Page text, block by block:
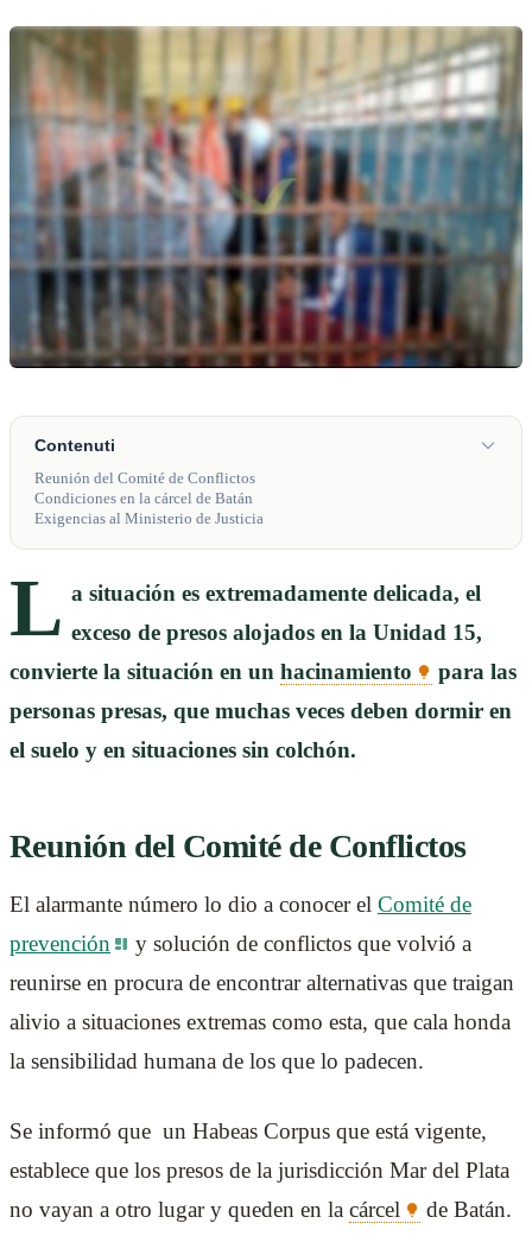
Contenuti
Reunión del Comité de Conflictos
Condiciones en la cárcel de Batán
Exigencias al Ministerio de Justicia
L a situación es extremadamente delicada, el
exceso de presos alojados en la Unidad 15,
convierte la situación en un hacinamiento
para las
personas presas, que muchas veces deben dormir en
el suelo y en situaciones sin colchón.
Reunión del Comité de Conflictos
El alarmante número lo dio a conocer el Comité de
prevención
y solución de conflictos que volvió a
reunirse en procura de encontrar alternativas que traigan
alivio a situaciones extremas como esta, que cala honda
la sensibilidad humana de los que lo padecen.
Se informó que un Habeas Corpus que está vigente,
establece que los presos de la jurisdicción Mar del Plata
no vayan a otro lugar y queden en la cárcel de Batán.